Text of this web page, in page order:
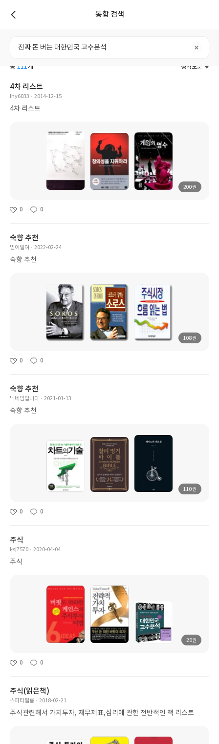
통합 검색
전체 도서 리뷰 리스트
총 111개 정확도순
4차 리스트
lhy6033 2014-12-15
4차 리스트
200권
0 0
숙향 추천
범아일여 2022-02-24
숙향 추천
108권
0 0
숙향 추천
닉네임입니다 2021-01-13
숙향 추천
110권
0 0
주식
ksj7570 2020-04-04
주식
26권
0 0
주식(읽은책)
스파티필름 2018-02-21
주식관련해서 가치투자, 재무제표,심리에 관한 전반적인 책 리스트